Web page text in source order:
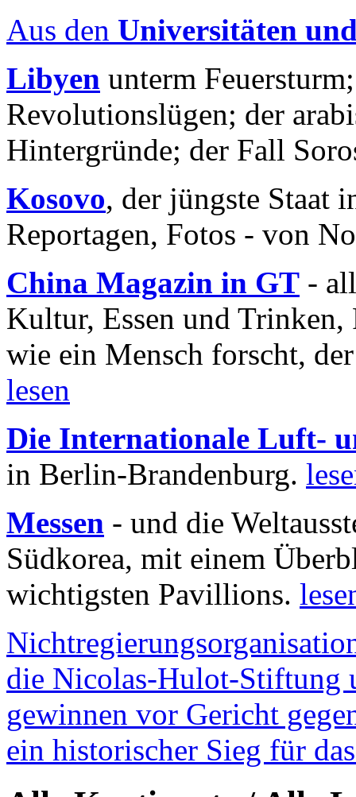
Aus den Universitäten
Libyen unterm
Revolutionslügen; der
Hintergründe; der Fall
Kosovo, der jüngste Staat
Reportagen, Fotos - von
China Magazin in GT -
Kultur, Essen und
wie ein Mensch forscht,
lesen
Die Internationale Luft-
in Berlin-Brandenburg.
Messen - und die
Südkorea, mit einem
wichtigsten Pavillions.
die Nicolas-Hulot-Stiftung
gewinnen vor Gericht
ein historischer Sieg für